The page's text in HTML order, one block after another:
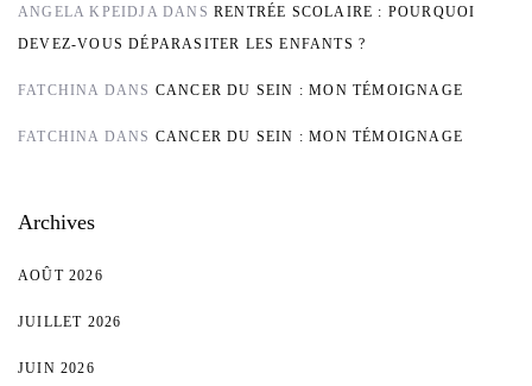
ANGELA KPEIDJA DANSRENTRÉE SCOLAIRE : POURQUOI
DEVEZ-VOUS DÉPARASITER LES ENFANTS ?
FATCHINA DANS CANCER DU SEIN : MON TÉMOIGNAGE
FATCHINA DANS CANCER DU SEIN : MON TÉMOIGNAGE
Archives
AOÛT 2026
JUILLET 2026
JUIN 2026